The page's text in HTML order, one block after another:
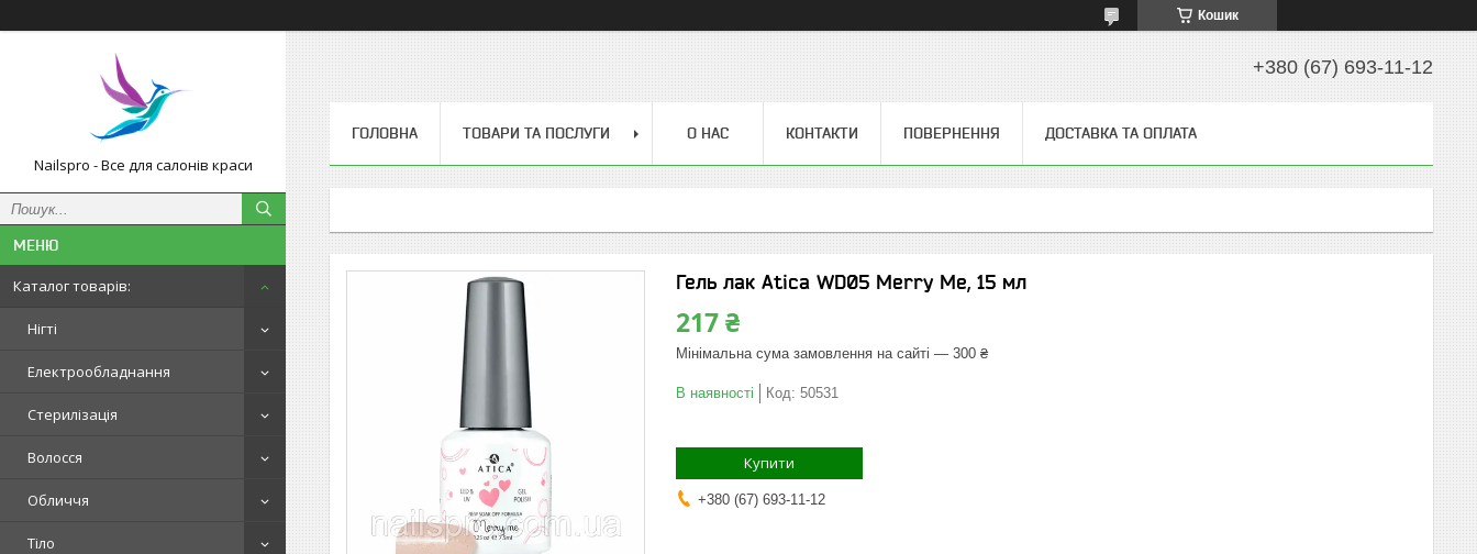
Кошик
Nailspro - Все для салонів краси
Каталог товарів:
Нігті
Електрообладнання
Стерилізація
Волосся
Обличчя
Тіло
+380 (67) 693-11-12
ГОЛОВНА ТОВАРИ ТА ПОСЛУГИ О НАС КОНТАКТИ ПОВЕРНЕННЯ ДОСТАВКА ТА ОПЛАТА
Гель лак Atica WD05 Merry Me, 15 мл
217 ₴
Мінімальна сума замовлення на сайті — 300 ₴
В наявності Код: 50531
Купити
+380 (67) 693-11-12